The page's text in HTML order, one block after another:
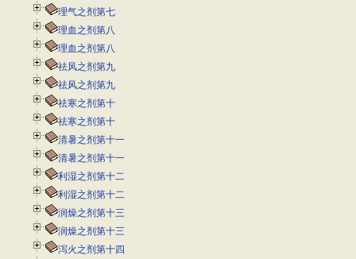
理气之剂第七
理血之剂第八
理血之剂第八
祛风之剂第九
祛风之剂第九
祛寒之剂第十
祛寒之剂第十
清暑之剂第十一
清暑之剂第十一
利湿之剂第十二
利湿之剂第十二
润燥之剂第十三
润燥之剂第十三
泻火之剂第十四